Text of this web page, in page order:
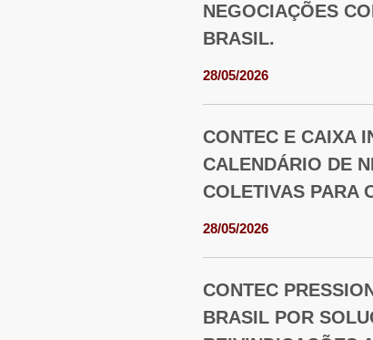
NEGOCIAÇÕES
BRASIL.
28/05/2026
CONTEC E CAIXA
CALENDÁRIO DE
COLETIVAS PARA
28/05/2026
CONTEC
BRASIL POR